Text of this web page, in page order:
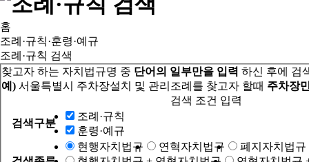
홈
조례·규칙·훈령·예규
조례·규칙 검색
찾고자 하는 자치법규명 중 단어의 일부만을 입력 하신 후에 검
예) 서울특별시 주차장설치 및 관리조례를 찾고자 할때 주차장
검색 조건 입력
검색구분
조례·규칙
훈령·예규
현행자치법규 연혁자치법규
폐지자치법규